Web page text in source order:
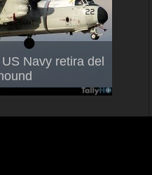
Navy retira del
a Guilhem
General